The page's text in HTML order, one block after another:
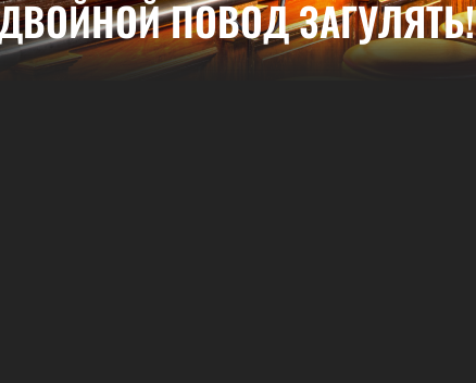
ПОВОД ЗАГУЛЯТЬ!